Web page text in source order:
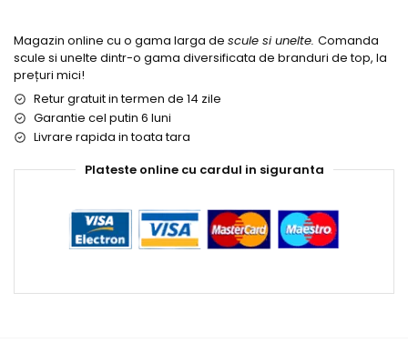
Magazin online cu o gama larga de scule si unelte. Comanda
scule si unelte dintr-o gama diversificata de branduri de top, la
prețuri mici!
Retur gratuit in termen de 14 zile
Garantie cel putin 6 luni
Livrare rapida in toata tara
Plateste online cu cardul in siguranta